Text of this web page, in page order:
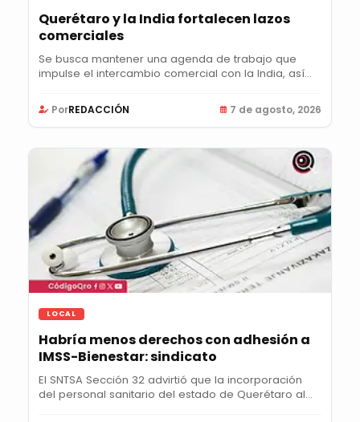
Querétaro y la India fortalecen lazos
comerciales
Se busca mantener una agenda de trabajo que
impulse el intercambio comercial con la India, así
PorREDACCIÓN 7 de agosto, 2026
LOCAL
Habría menos derechos con adhesión a
IMSS-Bienestar: sindicato
El SNTSA Sección 32 advirtió que la incorporación
del personal sanitario del estado de Querétaro al...